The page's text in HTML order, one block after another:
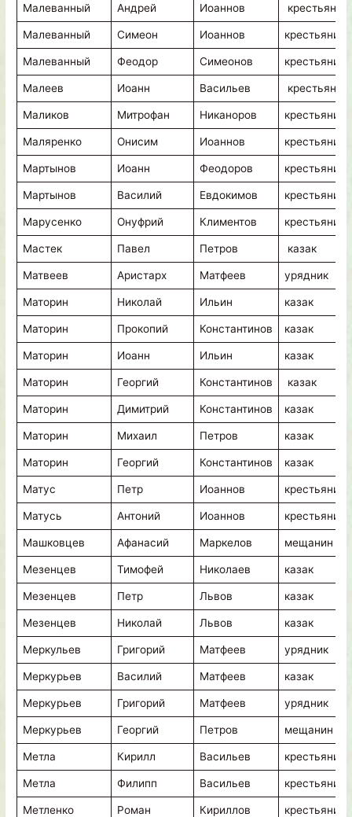
Малеванный Андрей Иоаннов крестьянин
Малеванный Симеон Иоаннов крестьянин
Малеванный Феодор Симеонов крестьянин
Малеев Иоанн Васильев крестьянин
Маликов Митрофан Никаноров крестьянин
Маляренко Онисим Иоаннов крестьянин
Мартынов Иоанн Феодоров крестьянин
Мартынов Василий Евдокимов крестьянин
Марусенко Онуфрий Климентов крестьянин
Мастек Павел Петров казак
Матвеев Аристарх Матфеев урядник
Маторин Николай Ильин казак
Маторин Прокопий Константинов казак
Маторин Иоанн Ильин казак
Маторин Георгий Константинов казак
Маторин Димитрий Константинов казак
Маторин Михаил Петров казак
Маторин Георгий Константинов казак
Матус Петр Иоаннов крестьянин
Матусь Антоний Иоаннов крестьянин
Машковцев Афанасий Маркелов мещанин
Мезенцев Тимофей Николаев казак
Мезенцев Петр Львов казак
Мезенцев Николай Львов казак
Меркульев Григорий Матфеев урядник
Меркурьев Василий Матфеев казак
Меркурьев Григорий Матфеев урядник
Меркурьев Георгий Петров мещанин
Метла Кирилл Васильев крестьянин
Метла Филипп Васильев крестьянин
Метленко Роман Кириллов крестьянин